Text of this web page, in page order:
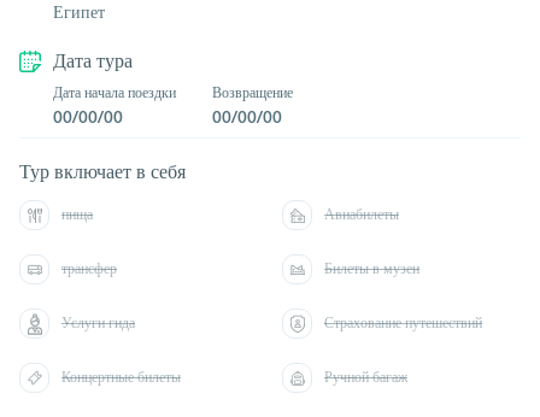
Египет
Дата тура
Дата начала поездки
00/00/00
Возвращение
00/00/00
Тур включает в себя
пища Авиабилеты
трансфер Билеты в музеи
Услуги гида Страхование путешествий
Концертные билеты Ручной багаж